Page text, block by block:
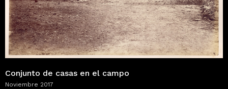
Conjunto de casas en el campo
Noviembre 2017